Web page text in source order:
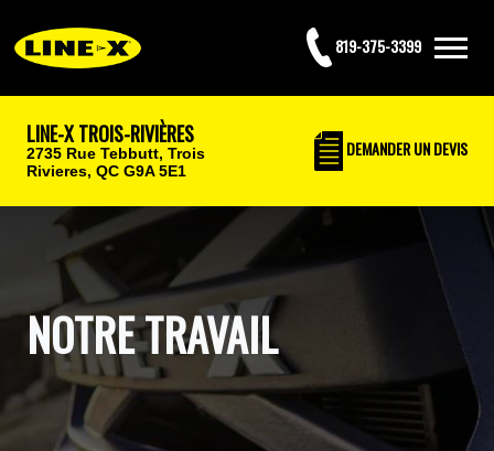
819-375-3399
LINE-X TROIS-RIVIÈRES
2735 Rue Tebbutt, Trois
Rivieres, QC G9A 5E1
DEMANDER UN DEVIS
NOTRE TRAVAIL